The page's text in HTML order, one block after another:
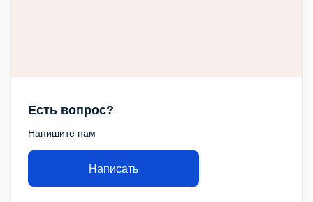
Есть вопрос?
Напишите нам
Написать